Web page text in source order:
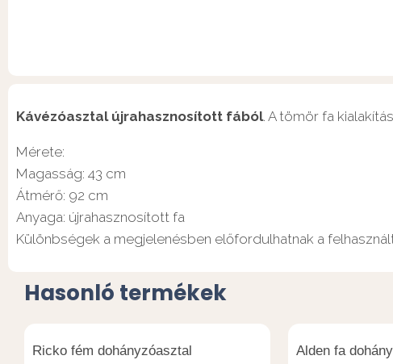
Kávézóasztal újrahasznosított fából. A tömör fa
Mérete:
Magasság: 43 cm
Átmérő: 92 cm
Anyaga: újrahasznosított fa
Különbségek a megjelenésben előfordulhatnak a
Hasonló termékek
Ricko fém dohányzóasztal Alden fa